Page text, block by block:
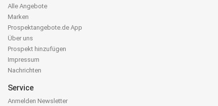
Alle Angebote
Marken
Prospektangebote.de App
Über uns
Prospekt hinzufügen
Impressum
Nachrichten
Service
Anmelden Newsletter